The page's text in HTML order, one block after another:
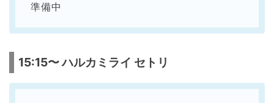
準備中
15:15〜 ハルカミライ セトリ